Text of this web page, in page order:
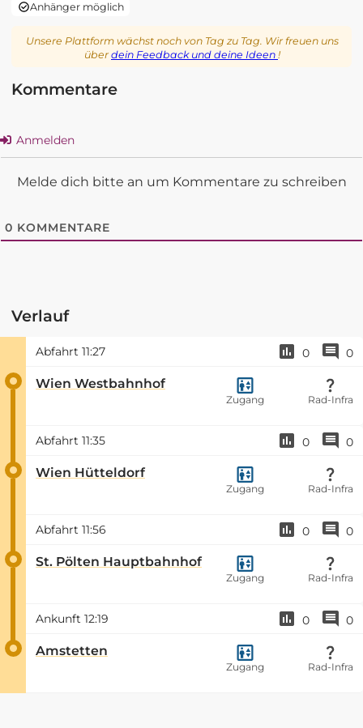
Anhänger möglich
Unsere Plattform wächst noch von Tag zu Tag. Wir freuen uns
überdein Feedback und deine Ideen !
Kommentare
Anmelden
Melde dich bitte an um Kommentare zu schreiben
0 KOMMENTARE
Verlauf
Abfahrt 11:27 0 0
Wien Westbahnhof
Zugang Rad-Infra
Abfahrt 11:35 0 0
Wien Hütteldorf
Zugang Rad-Infra
Abfahrt 11:56 0 0
St. Pölten Hauptbahnhof
Zugang Rad-Infra
Ankunft 12:19 0 0
Amstetten
Zugang Rad-Infra